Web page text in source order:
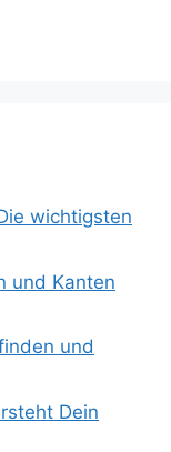
wichtigsten
und Kanten
und
Dein